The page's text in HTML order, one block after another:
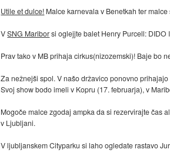
Utile et dulce! Malce karnevala v Benetkah ter
VSNG Mariborsi oglejjte balet Henry Purcell: DIDO
Prav tako v MB prihaja cirkus(nizozemski)! Baje bo
Za nežnejši spol. V našo državico ponovno
Svoj show bodo imeli v Kopru (17. februarja), v
Mogoče malce zgodaj ampka da si rezervirajte čas
v Ljubljani.
V ljubljanskem Cityparku si laho ogledate rastavo